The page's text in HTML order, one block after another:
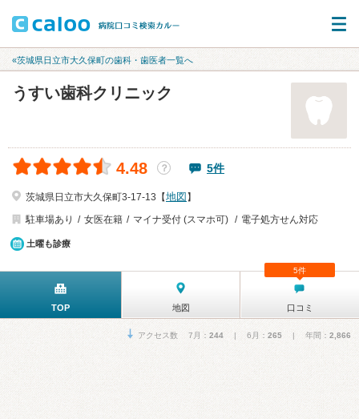
«茨城県日立市大久保町の歯科・歯医者一覧へ
うすい歯科クリニック
4.48 ？ 5件
茨城県日立市大久保町3-17-13【地図 】
駐車場あり
女医在籍 マイナ受付 (スマホ可) 電子処方せん対応
土曜も診療
TOP 地図 口コミ
5件
アクセス数 7月： 244 | 6月： 265 | 年間： 2,866